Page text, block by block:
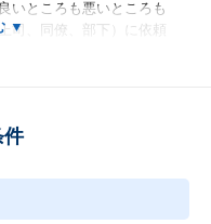
いところも悪いところも
司、同僚、部下）に依頼
いただけますようお願い
件